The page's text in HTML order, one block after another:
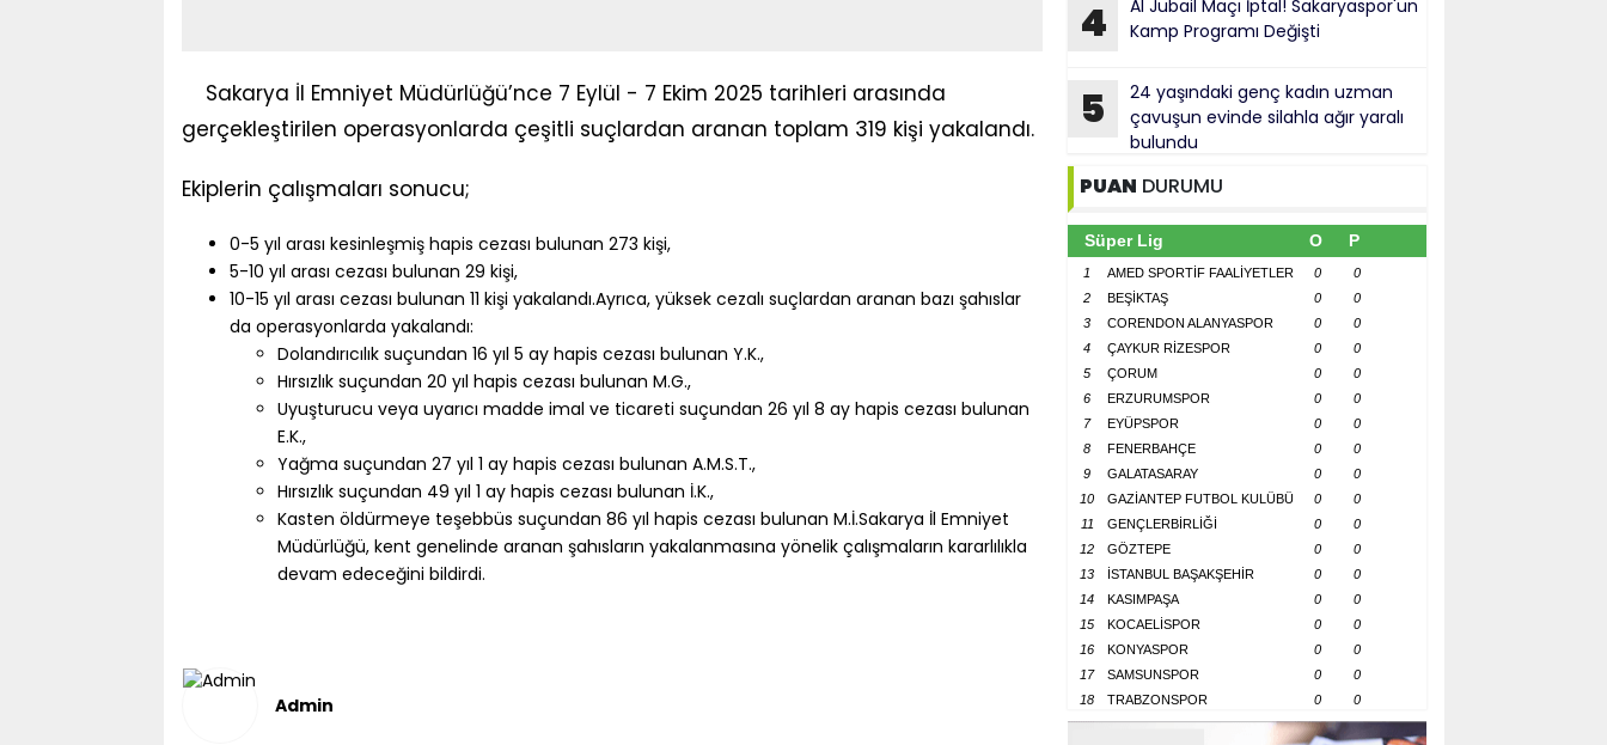
Sakarya İl Emniyet Müdürlüğü’nce 7 Eylül - 7 Ekim 2025 tarihleri arasında
gerçekleştirilen operasyonlarda çeşitli suçlardan aranan toplam 319 kişi yakalandı.
Ekiplerin çalışmaları sonucu;
0-5 yıl arası kesinleşmiş hapis cezası bulunan 273 kişi,
5-10 yıl arası cezası bulunan 29 kişi,
10-15 yıl arası cezası bulunan 11 kişi yakalandı.Ayrıca, yüksek cezalı suçlardan aranan bazı şahıslar
da operasyonlarda yakalandı:
Dolandırıcılık suçundan 16 yıl 5 ay hapis cezası bulunan Y.K.,
Hırsızlık suçundan 20 yıl hapis cezası bulunan M.G.,
Uyuşturucu veya uyarıcı madde imal ve ticareti suçundan 26 yıl 8 ay hapis cezası bulunan
E.K.,
Yağma suçundan 27 yıl 1 ay hapis cezası bulunan A.M.S.T.,
Hırsızlık suçundan 49 yıl 1 ay hapis cezası bulunan İ.K.,
Kasten öldürmeye teşebbüs suçundan 86 yıl hapis cezası bulunan M.İ.Sakarya İl Emniyet
Müdürlüğü, kent genelinde aranan şahısların yakalanmasına yönelik çalışmaların kararlılıkla
devam edeceğini bildirdi.
Admin
4
Al Jubail Maçı İptal! Sakaryaspor'un
Kamp Programı Değişti
5
24 yaşındaki genç kadın uzman
çavuşun evinde silahla ağır yaralı
bulundu
PUAN DURUMU
Süper Lig O P
1 AMED SPORTİF FAALİYETLER 0
0
2
BEŞİKTAŞ 0
0
3
CORENDON ALANYASPOR 0
0
4
ÇAYKUR RİZESPOR 0
0
5
ÇORUM 0
0
6
ERZURUMSPOR 0
0
7
EYÜPSPOR 0
0
8
FENERBAHÇE 0
0
9
GALATASARAY 0
0
10
GAZİANTEP FUTBOL KULÜBÜ 0
0
11
GENÇLERBİRLİĞİ 0
0
12
GÖZTEPE 0
0
13
İSTANBUL BAŞAKŞEHİR 0
0
14
KASIMPAŞA 0
0
15
KOCAELİSPOR 0
0
16
KONYASPOR 0
0
17
SAMSUNSPOR 0
0
18
TRABZONSPOR 0 0